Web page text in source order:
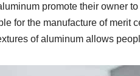
promote their owner
for the manufacture of merit
of aluminum allows